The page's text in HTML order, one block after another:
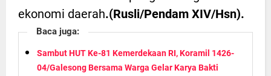
ekonomi daerah.(Rusli/Pendam XIV/Hsn).
Baca juga:
Sambut HUT Ke-81 Kemerdekaan RI, Koramil 1426-
04/Galesong Bersama Warga Gelar Karya Bakti